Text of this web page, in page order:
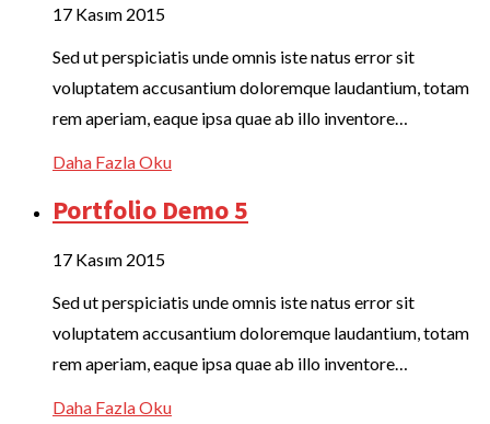
17 Kasım 2015
Sed ut perspiciatis unde omnis iste natus error sit
voluptatem accusantium doloremque laudantium, totam
rem aperiam, eaque ipsa quae ab illo inventore…
Daha Fazla Oku
Portfolio Demo 5
17 Kasım 2015
Sed ut perspiciatis unde omnis iste natus error sit
voluptatem accusantium doloremque laudantium, totam
rem aperiam, eaque ipsa quae ab illo inventore…
Daha Fazla Oku